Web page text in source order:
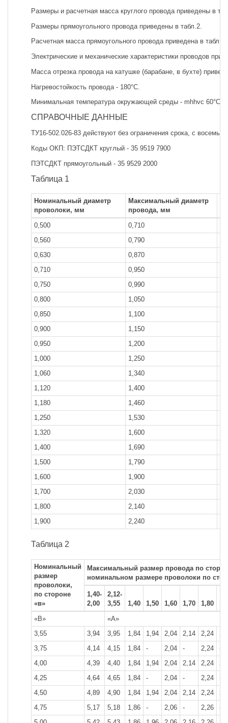
Размеры и расчетная масса круглого провода приведены в
Размеры прямоугольного провода приведены в табл.2.
Расчетная масса прямоугольного провода приведена в табл.З.
Электрические и механические характеристики проводов
Масса отрезка провода на катушке (барабане, в бухте)
Нагревостойкость провода - 180°С.
Минимальная температура окружающей среды - mhhvc 60°С.
СПРАВОЧНЫЕ ДАННЫЕ
ТУ16-502.026-83 действуют без ограничения срока, с восемью
Коды ОКП: ПЭТСДКТ круглый - 35 9519 7900
ПЭТСДКТ прямоугольный - 35 9529 2000
Таблица 1
Номинальный диаметр
проволоки, мм
Максимальный диаметр
провода, мм
0,500
0,710
0,560
0,790
0,630
0,870
0,710
0,950
0,750
0,990
0,800
1,050
0,850
1,100
0,900
1,150
0,950
1,200
1,000
1,250
1,060
1,340
1,120
1,400
1,180
1,460
1,250
1,530
1,320
1,600
1,400
1,690
1,500
1,790
1,600
1,900
1,700
2,030
1,800
2,140
1,900
2,240
Таблица 2
Номинальный
размер
проволоки,
по стороне
«в»
Максимальный размер провода по
номинальном размере проволоки по
1,40-
2,00
2,12-
3,55
1,40 1,50 1,60 1,70 1,80
«В»
«А»
3,55
3,94 3,95 1,84 1,94 2,04 2,14 2,24
3,75
4,14 4,15 1,84 - 2,04 - 2,24
-
4,00
4,39 4,40 1,84 1,94 2,04 2,14 2,24
4,25
4,64 4,65 1,84 - 2,04 - 2,24
-
4,50
4,89 4,90 1,84 1,94 2,04 2,14 2,24
4,75
5,17 5,18 1,86 - 2,06 - 2,26
-